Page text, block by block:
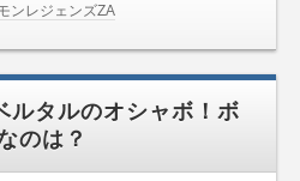
ンレジェンズZA
ルタルのオシャボ！ボ
のは？